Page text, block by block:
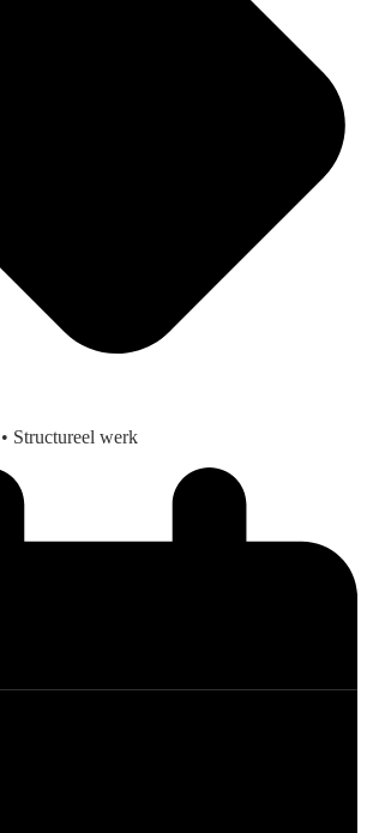
• Structureel werk